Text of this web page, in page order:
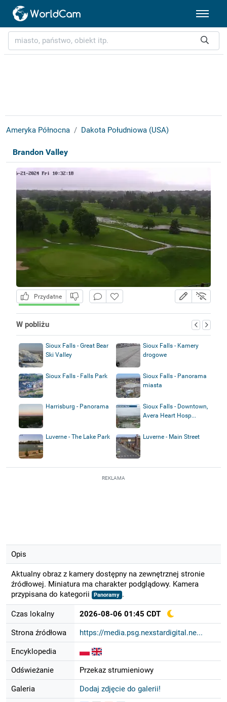
Ameryka Północna Dakota Południowa (USA)
Brandon Valley
Przydatne
W pobliżu
Sioux Falls - Great Bear
Ski Valley
Sioux Falls - Kamery
drogowe
Sioux Falls - Falls Park
Sioux Falls - Panorama
miasta
Harrisburg - Panorama
Sioux Falls - Downtown,
Avera Heart Hosp...
Luverne - The Lake Park Luverne - Main Street
REKLAMA
Opis
Aktualny obraz z kamery dostępny na zewnętrznej stronie
źródłowej. Miniatura ma charakter podglądowy. Kamera
przypisana do kategorii
Panoramy .
Czas lokalny 2026-08-06 01:45 CDT
Strona źródłowa https://media.psg.nexstardigital.ne...
Encyklopedia
Odświeżanie Przekaz strumieniowy
Galeria Dodaj zdjęcie do galerii!